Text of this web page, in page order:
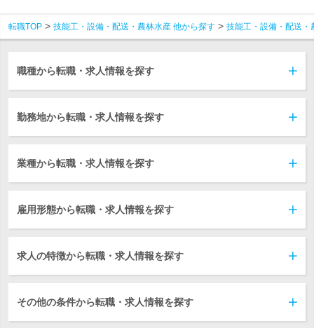
転職TOP 技能工・設備・配送・農林水産 他から探す 技能工・設備・配送・
職種から転職・求人情報を探す
勤務地から転職・求人情報を探す
業種から転職・求人情報を探す
雇用形態から転職・求人情報を探す
求人の特徴から転職・求人情報を探す
その他の条件から転職・求人情報を探す